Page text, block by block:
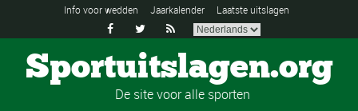
Info voor wedden Jaarkalender Laatste uitslagen
  
Sportuitslagen.org
De site voor alle sporten